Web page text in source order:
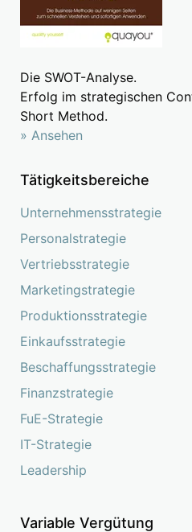
Die SWOT-Analyse.
Erfolg im strategischen
Short Method.
» Ansehen
Tätigkeitsbereiche
Unternehmensstrategie
Personalstrategie
Vertriebsstrategie
Marketingstrategie
Produktionsstrategie
Einkaufsstrategie
Beschaffungsstrategie
Finanzstrategie
FuE-Strategie
IT-Strategie
Leadership
Variable Vergütung